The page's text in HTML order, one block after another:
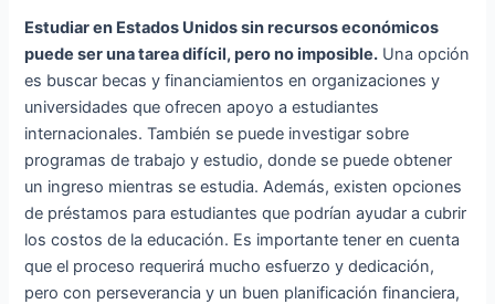
Estudiar en Estados Unidos sin recursos económicos
puede ser una tarea difícil, pero no imposible. Una opción
es buscar becas y financiamientos en organizaciones y
universidades que ofrecen apoyo a estudiantes
internacionales. También se puede investigar sobre
programas de trabajo y estudio, donde se puede obtener
un ingreso mientras se estudia. Además, existen opciones
de préstamos para estudiantes que podrían ayudar a cubrir
los costos de la educación. Es importante tener en cuenta
que el proceso requerirá mucho esfuerzo y dedicación,
pero con perseverancia y un buen planificación financiera,